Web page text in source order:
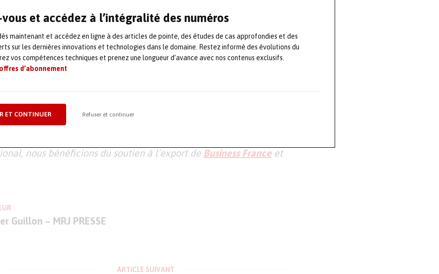
et accédez à l’intégralité des numéros
maintenant et accédez en ligne à des articles de pointe, des études de cas approfondies et des
sur les dernières innovations et technologies dans le domaine. Restez informé des évolutions du
vos compétences techniques et prenez une longueur d’avance avec nos contenus exclusifs.
d’abonnement
ET CONTINUER Refuser et continuer
d’expertises qui concourent à la protection de l’homme,
et des installations industrielles : radioprotection, sûreté
et mesure nucléaire, support aux projets et ingénierie
de nos expertises et savoir-faire déjà reconnus en
Asselot, directeur général délégué de Cerap Prévention.
nous bénéficions du soutien à l’export de Business Franceet
Guillon – MRJ PRESSE
ARTICLE SUIVANT